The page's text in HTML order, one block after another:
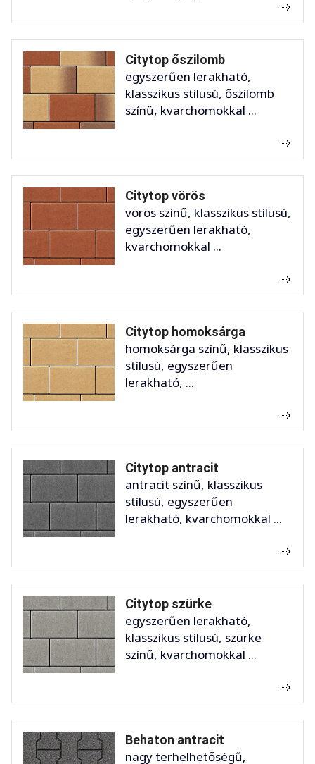
Citytop őszilomb
egyszerűen lerakható,
klasszikus stílusú, őszilomb
színű, kvarchomokkal ...
Citytop vörös
vörös színű, klasszikus stílusú,
egyszerűen lerakható,
kvarchomokkal ...
Citytop homoksárga
homoksárga színű, klasszikus
stílusú, egyszerűen
lerakható, ...
Citytop antracit
antracit színű, klasszikus
stílusú, egyszerűen
lerakható, kvarchomokkal ...
Citytop szürke
egyszerűen lerakható,
klasszikus stílusú, szürke
színű, kvarchomokkal ...
Behaton antracit
nagy terhelhetőségű,